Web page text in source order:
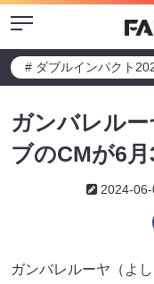
Menu
# ダブルインパクト
ガンバレル
ブのCMが6
2024-06-
ガンバレルーヤ（よ